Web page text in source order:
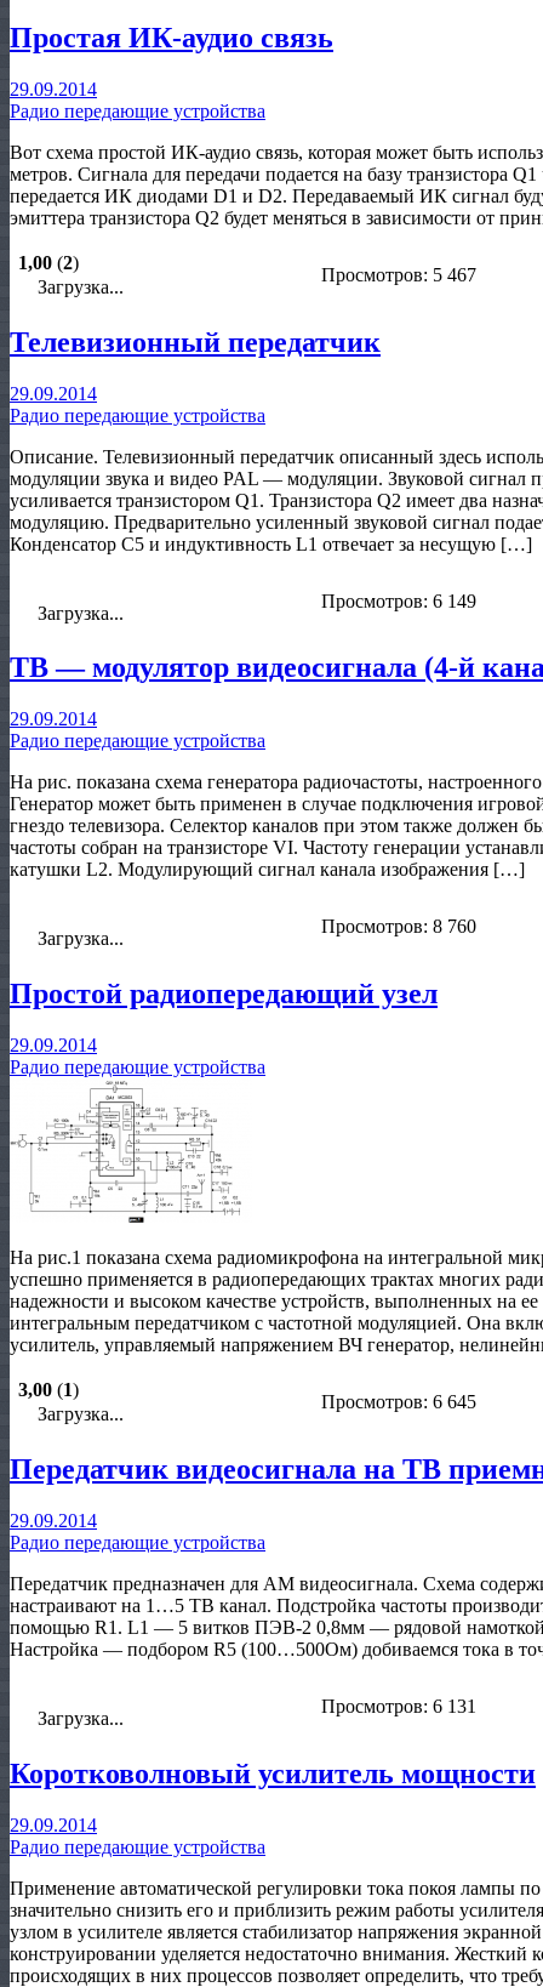
Простая ИК-аудио связь
29.09.2014
Радио передающие устройства
Вот схема простой ИК-аудио связь, которая может быть
метров. Сигнала для передачи подается на базу транзистора
передается ИК диодами D1 и D2. Передаваемый ИК сигнал
эмиттера транзистора Q2 будет меняться в зависимости от
1,00 (2)
Загрузка...
Просмотров: 5 467
Телевизионный передатчик
29.09.2014
Радио передающие устройства
Описание. Телевизионный передатчик описанный здесь
модуляции звука и видео PAL — модуляции. Звуковой сигнал
усиливается транзистором Q1. Транзистора Q2 имеет два
модуляцию. Предварительно усиленный звуковой сигнал
Конденсатор С5 и индуктивность L1 отвечает за несущую […]
Загрузка...
Просмотров: 6 149
ТВ — модулятор видеосигнала (4-й
29.09.2014
Радио передающие устройства
На рис. показана схема генератора радиочастоты,
Генератор может быть применен в случае подключения
гнездо телевизора. Селектор каналов при этом также должен
частоты собран на транзисторе VI. Частоту генерации
катушки L2. Модулирующий сигнал канала изображения […]
Загрузка...
Просмотров: 8 760
Простой радиопередающий узел
29.09.2014
Радио передающие устройства
На рис.1 показана схема радиомикрофона на интегральной
успешно применяется в радиопередающих трактах многих
надежности и высоком качестве устройств, выполненных на
интегральным передатчиком с частотной модуляцией. Она
усилитель, управляемый напряжением ВЧ генератор,
3,00 (1)
Загрузка...
Просмотров: 6 645
Передатчик видеосигнала на ТВ
29.09.2014
Радио передающие устройства
Передатчик предназначен для АМ видеосигнала. Схема
настраивают на 1…5 ТВ канал. Подстройка частоты
помощью R1. L1 — 5 витков ПЭВ-2 0,8мм — рядовой
Настройка — подбором R5 (100…500Ом) добиваемся тока в
Загрузка...
Просмотров: 6 131
Коротковолновый усилитель мощности
29.09.2014
Радио передающие устройства
Применение автоматической регулировки тока покоя лампы
значительно снизить его и приблизить режим работы
узлом в усилителе является стабилизатор напряжения
конструировании уделяется недостаточно внимания. Жесткий
происходящих в них процессов позволяет определить, что